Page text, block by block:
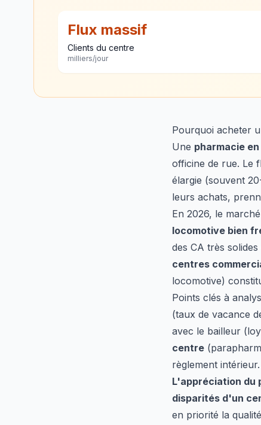
Flux massif
Clients du centre
milliers/jour
Pourquoi acheter
Une pharmacie
officine de rue. Le
élargie (souvent
leurs achats,
En 2026, le
locomotive bien
des CA très
centres
locomotive)
Points clés à
(taux de vacance
avec le bailleur
centre
règlement intérieur.
L'appréciation du
disparités d'un
en priorité la